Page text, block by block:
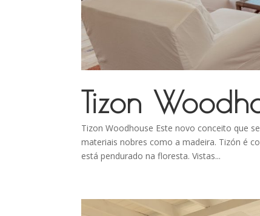
Tizon
Tizon Woodhouse Este novo conceito que
materiais nobres como a madeira. Tizón é
está pendurado na floresta. Vistas...